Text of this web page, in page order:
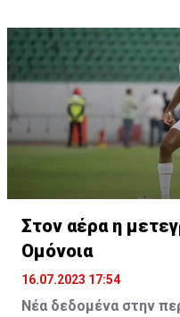
Στον αέρα η
Ομόνοια
16.07.2023 17:54
Νέα δεδομένα στην